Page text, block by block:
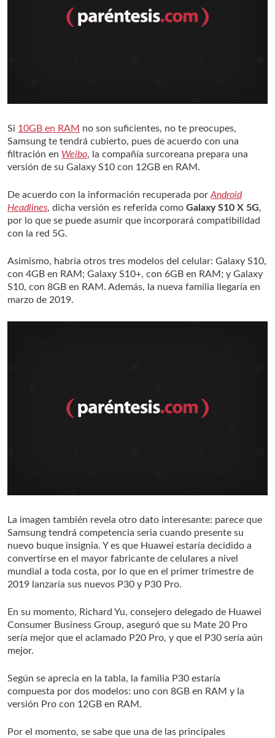
Si 10GB en RAM no son suficientes, no te preocupes,
Samsung te tendrá cubierto, pues de acuerdo con una
filtración en Weibo, la compañía surcoreana prepara una
versión de su Galaxy S10 con 12GB en RAM.
De acuerdo con la información recuperada porAndroid
Headlines, dicha versión es referida como Galaxy S10 X 5G,
por lo que se puede asumir que incorporará compatibilidad
con la red 5G.
Asimismo, habría otros tres modelos del celular: Galaxy S10,
con 4GB en RAM; Galaxy S10+, con 6GB en RAM; y Galaxy
S10, con 8GB en RAM. Además, la nueva familia llegaría en
marzo de 2019.
La imagen también revela otro dato interesante: parece que
Samsung tendrá competencia seria cuando presente su
nuevo buque insignia. Y es que Huawei estaría decidido a
convertirse en el mayor fabricante de celulares a nivel
mundial a toda costa, por lo que en el primer trimestre de
2019 lanzaría sus nuevos P30 y P30 Pro.
En su momento, Richard Yu, consejero delegado de Huawei
Consumer Business Group, aseguró que su Mate 20 Pro
sería mejor que el aclamado P20 Pro, y que el P30 sería aún
mejor.
Según se aprecia en la tabla, la familia P30 estaría
compuesta por dos modelos: uno con 8GB en RAM y la
versión Pro con 12GB en RAM.
Por el momento, se sabe que una de las principales